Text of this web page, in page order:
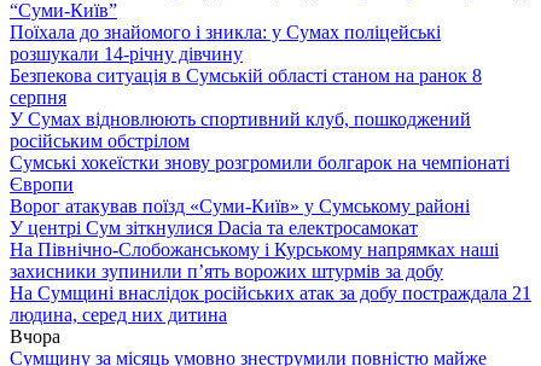
“Суми-Київ”
Поїхала до знайомого і зникла: у Сумах поліцейські
розшукали 14-річну дівчину
Безпекова ситуація в Сумській області станом на ранок 8
серпня
У Сумах відновлюють спортивний клуб, пошкоджений
російським обстрілом
Сумські хокеїстки знову розгромили болгарок на чемпіонаті
Європи
Ворог атакував поїзд «Суми-Київ» у Сумському районі
У центрі Сум зіткнулися Dacia та електросамокат
На Північно-Слобожанському і Курському напрямках наші
захисники зупинили п’ять ворожих штурмів за добу
На Сумщині внаслідок російських атак за добу постраждала 21
людина, серед них дитина
Вчора
Сумщину за місяць умовно знеструмили повністю майже